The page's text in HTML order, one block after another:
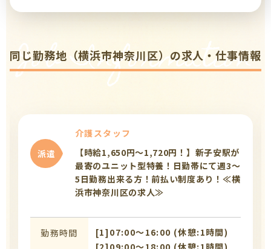
Job Information
同じ勤務地（横浜市神奈川区）の求人・仕事情報
派遣
介護スタッフ
【時給1,650円～1,720円！】新子安駅が
最寄のユニット型特養！日勤帯にて週3～
5日勤務出来る方！前払い制度あり！≪横
浜市神奈川区の求人≫
勤務時間
[1]07:00〜16:00 (休憩:1時間)
[2]09:00〜18:00 (休憩:1時間)